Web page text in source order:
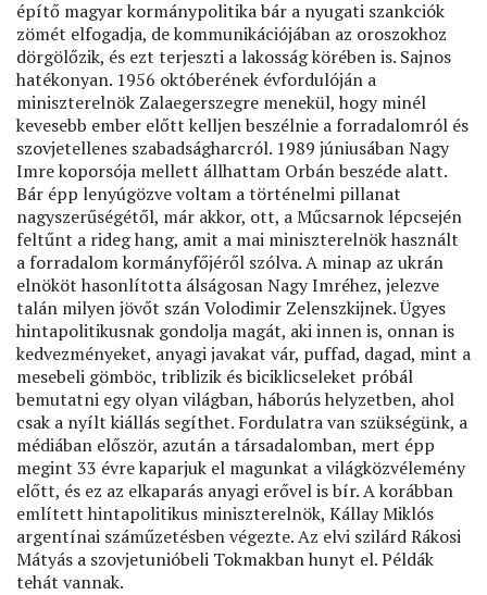
építő magyar kormánypolitika bár a nyugati szankciók
zömét elfogadja, de kommunikációjában az oroszokhoz
dörgölőzik, és ezt terjeszti a lakosság körében is. Sajnos
hatékonyan. 1956 októberének évfordulóján a
miniszterelnök Zalaegerszegre menekül, hogy minél
kevesebb ember előtt kelljen beszélnie a forradalomról és
szovjetellenes szabadságharcról. 1989 júniusában Nagy
Imre koporsója mellett állhattam Orbán beszéde alatt.
Bár épp lenyúgözve voltam a történelmi pillanat
nagyszerűségétől, már akkor, ott, a Műcsarnok lépcsején
feltűnt a rideg hang, amit a mai miniszterelnök használt
a forradalom kormányfőjéről szólva. A minap az ukrán
elnököt hasonlította álságosan Nagy Imréhez, jelezve
talán milyen jövőt szán Volodimir Zelenszkijnek. Ügyes
hintapolitikusnak gondolja magát, aki innen is, onnan is
kedvezményeket, anyagi javakat vár, puffad, dagad, mint a
mesebeli gömböc, triblizik és biciklicseleket próbál
bemutatni egy olyan világban, háborús helyzetben, ahol
csak a nyílt kiállás segíthet. Fordulatra van szükségünk, a
médiában először, azután a társadalomban, mert épp
megint 33 évre kaparjuk el magunkat a világközvélemény
előtt, és ez az elkaparás anyagi erővel is bír. A korábban
említett hintapolitikus miniszterelnök, Kállay Miklós
argentínai száműzetésben végezte. Az elvi szilárd Rákosi
Mátyás a szovjetunióbeli Tokmakban hunyt el. Példák
tehát vannak.